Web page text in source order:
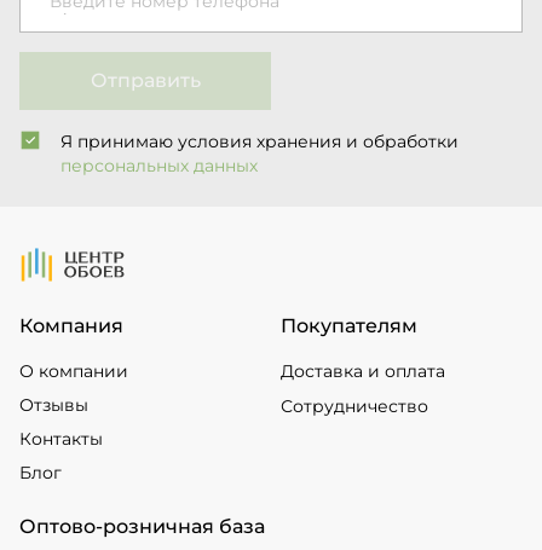
Отправить
Я принимаю условия хранения и обработки
персональных данных
На Главную
Компания
О компании
Отзывы
Контакты
Блог
Покупателям
Доставка и оплата
Сотрудничество
Оптово-розничная база